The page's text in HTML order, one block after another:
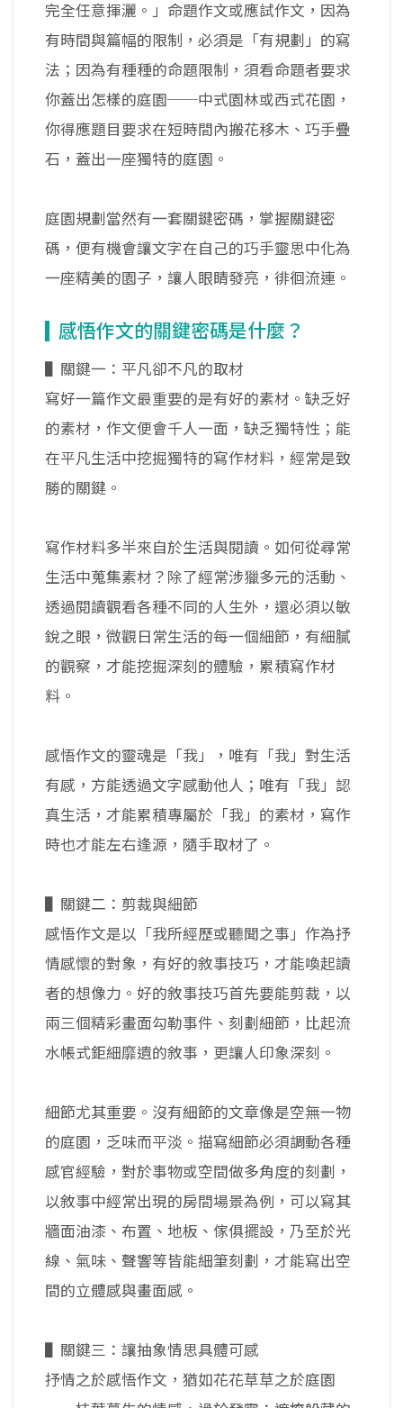
完全任意揮灑。」命題作文或應試作文，因為
有時間與篇幅的限制，必須是「有規劃」的寫
法；因為有種種的命題限制，須看命題者要求
你蓋出怎樣的庭園──中式園林或西式花園，
你得應題目要求在短時間內搬花移木、巧手疊
石，蓋出一座獨特的庭園。
庭園規劃當然有一套關鍵密碼，掌握關鍵密
碼，便有機會讓文字在自己的巧手靈思中化為
一座精美的園子，讓人眼睛發亮，徘徊流連。
感悟作文的關鍵密碼是什麼？
▌關鍵一：平凡卻不凡的取材
寫好一篇作文最重要的是有好的素材。缺乏好
的素材，作文便會千人一面，缺乏獨特性；能
在平凡生活中挖掘獨特的寫作材料，經常是致
勝的關鍵。
寫作材料多半來自於生活與閱讀。如何從尋常
生活中蒐集素材？除了經常涉獵多元的活動、
透過閱讀觀看各種不同的人生外，還必須以敏
銳之眼，微觀日常生活的每一個細節，有細膩
的觀察，才能挖掘深刻的體驗，累積寫作材
料。
感悟作文的靈魂是「我」，唯有「我」對生活
有感，方能透過文字感動他人；唯有「我」認
真生活，才能累積專屬於「我」的素材，寫作
時也才能左右逢源，隨手取材了。
▌關鍵二：剪裁與細節
感悟作文是以「我所經歷或聽聞之事」作為抒
情感懷的對象，有好的敘事技巧，才能喚起讀
者的想像力。好的敘事技巧首先要能剪裁，以
兩三個精彩畫面勾勒事件、刻劃細節，比起流
水帳式鉅細靡遺的敘事，更讓人印象深刻。
細節尤其重要。沒有細節的文章像是空無一物
的庭園，乏味而平淡。描寫細節必須調動各種
感官經驗，對於事物或空間做多角度的刻劃，
以敘事中經常出現的房間場景為例，可以寫其
牆面油漆、布置、地板、傢俱擺設，乃至於光
線、氣味、聲響等皆能細筆刻劃，才能寫出空
間的立體感與畫面感。
▌關鍵三：讓抽象情思具體可感
抒情之於感悟作文，猶如花花草草之於庭園